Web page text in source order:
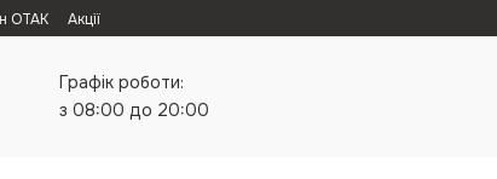
ОТАК Акції
Графік роботи:
з 08:00 до 20:00